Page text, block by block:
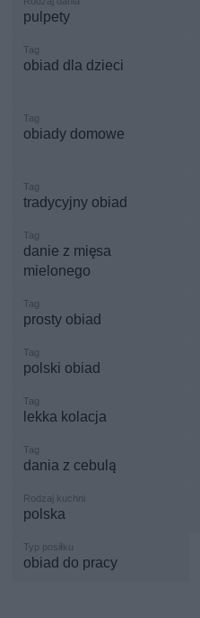
pulpety
obiad dla dzieci
obiady domowe
tradycyjny obiad
danie z mięsa
mielonego
prosty obiad
polski obiad
lekka kolacja
dania z cebulą
polska
obiad do pracy